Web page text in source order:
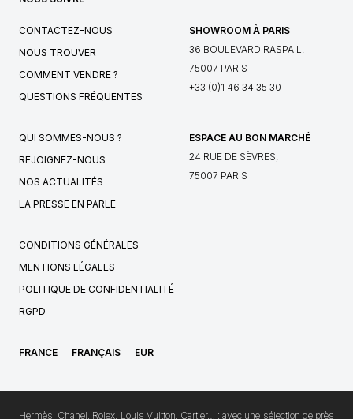
CONTACTEZ-NOUS
NOUS TROUVER
COMMENT VENDRE ?
QUESTIONS FRÉQUENTES
SHOWROOM À PARIS
36 BOULEVARD RASPAIL,
75007 PARIS
+33 (0)1 46 34 35 30
QUI SOMMES-NOUS ?
REJOIGNEZ-NOUS
NOS ACTUALITÉS
LA PRESSE EN PARLE
ESPACE AU BON MARCHÉ
24 RUE DE SÈVRES,
75007 PARIS
CONDITIONS GÉNÉRALES
MENTIONS LÉGALES
POLITIQUE DE CONFIDENTIALITÉ
RGPD
FRANCE FRANÇAIS EUR
Hermès, Chanel, Rolex, Louis Vuitton, Cartier… : avec une sélection de près